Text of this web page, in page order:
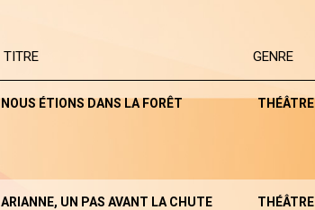
TITRE GENRE
NOUS ÉTIONS DANS LA FORÊT THÉÂTRE
ARIANNE, UN PAS AVANT LA CHUTE THÉÂTRE